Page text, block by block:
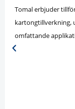
Tomal erbjuder
kartongtillverkning,
omfattande